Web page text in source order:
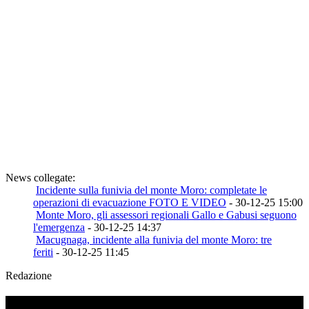
News collegate:
Incidente sulla funivia del monte Moro: completate le
operazioni di evacuazione FOTO E VIDEO - 30-12-25 15:00
Monte Moro, gli assessori regionali Gallo e Gabusi seguono
l'emergenza - 30-12-25 14:37
Macugnaga, incidente alla funivia del monte Moro: tre
feriti - 30-12-25 11:45
Redazione